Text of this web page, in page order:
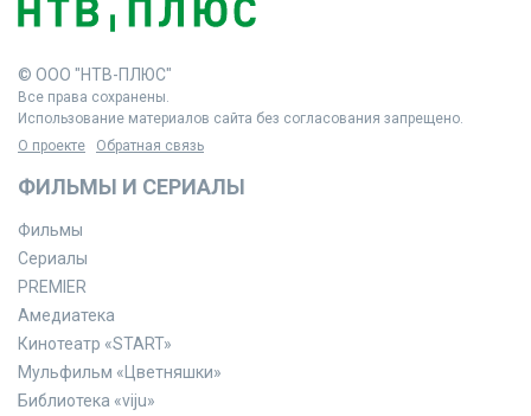
© ООО "НТВ-ПЛЮС"
Все права сохранены.
Использование материалов сайта без согласования запрещено.
О проекте
Обратная связь
ФИЛЬМЫ И СЕРИАЛЫ
Фильмы
Сериалы
PREMIER
Амедиатека
Кинотеатр «START»
Мульфильм «Цветняшки»
Библиотека «viju»